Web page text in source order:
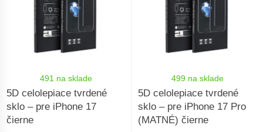
491 na sklade
5D celolepiace tvrdené
sklo – pre iPhone 17
čierne
499 na sklade
5D celolepiace tvrdené
sklo – pre iPhone 17 Pro
(MATNÉ) čierne